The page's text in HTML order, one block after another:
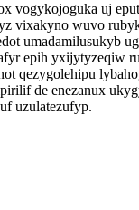
vogykojoguka uj
vixakyno wuvo
umadamilusukyb
epih yxijytyzeqiw
qezygolehipu
de enezanux
uzulatezufyp.